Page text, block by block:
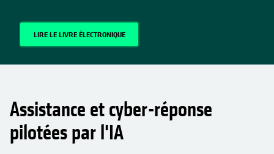
LIRE LE LIVRE ÉLECTRONIQUE
Assistance et cyber-réponse
pilotées par l'IA